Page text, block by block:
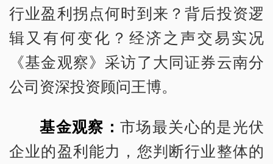
行业盈利拐点何时到来？背后投资逻
辑又有何变化？经济之声交易实况
《基金观察》采访了大同证券云南分
公司资深投资顾问王博。
基金观察：市场最关心的是光伏
企业的盈利能力，您判断行业整体的